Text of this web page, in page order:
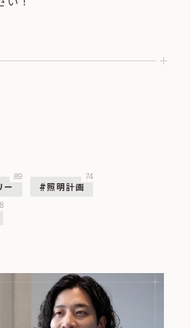
ー
89
照明計画
74